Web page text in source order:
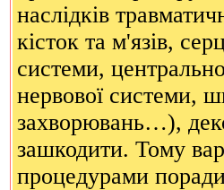
наслідків
кісток та м'язів,
системи,
нервової системи,
захворювань…),
зашкодити. Тому
процедурами